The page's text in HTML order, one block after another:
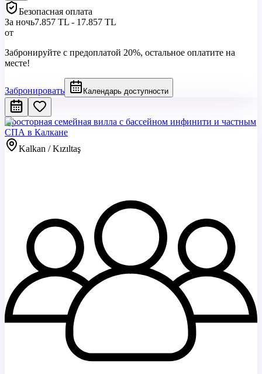
Безопасная оплата
За ночь7.857 TL - 17.857 TL
от
Забронируйте с предоплатой 20%, остальное оплатите на
месте!
Забронировать Календарь доступности
Просторная семейная вилла с бассейном инфинити и частным
СПА в Калкане
Kalkan / Kızıltaş